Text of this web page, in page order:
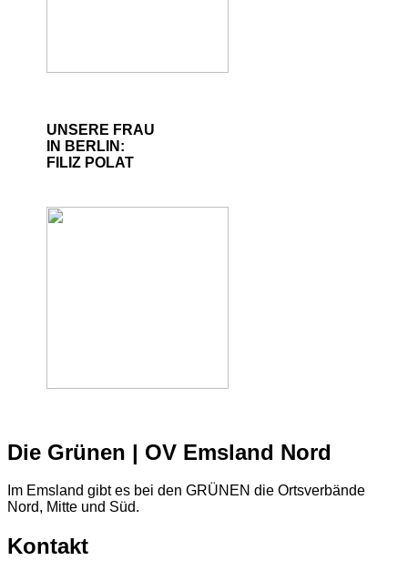
UNSERE FRAU
IN BERLIN:
FILIZ POLAT
Die Grünen | OV Emsland Nord
Im Emsland gibt es bei den GRÜNEN die Ortsverbände
Nord, Mitte und Süd.
Kontakt